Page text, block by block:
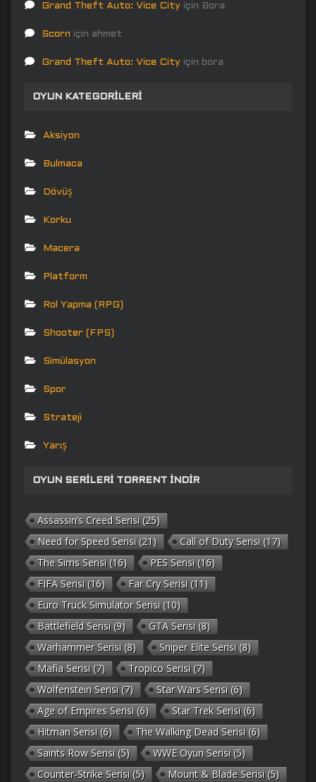
Grand Theft Auto: Vice City için Bora
Scorn için ahmet
Grand Theft Auto: Vice City için bora
OYUN KATEGORILERI
Aksiyon
Bulmaca
Dövüş
Korku
Macera
Platform
Rol Yapma (RPG)
Shooter (FPS)
Simülasyon
Spor
Strateji
Yarış
OYUN SERILERI TORRENT İNDIR
Assassin’s Creed Serisi (25)
Need for Speed Serisi (21) Call of Duty Serisi (17)
The Sims Serisi (16) PES Serisi (16)
FIFA Serisi (16) Far Cry Serisi (11)
Euro Truck Simulator Serisi (10)
Battlefield Serisi (9) GTA Serisi (8)
Warhammer Serisi (8) Sniper Elite Serisi (8)
Mafia Serisi (7) Tropico Serisi (7)
Wolfenstein Serisi (7) Star Wars Serisi (6)
Age of Empires Serisi (6) Star Trek Serisi (6)
Hitman Serisi (6) The Walking Dead Serisi (6)
Saints Row Serisi (5) WWE Oyun Serisi (5)
Counter-Strike Serisi (5) Mount & Blade Serisi (5)